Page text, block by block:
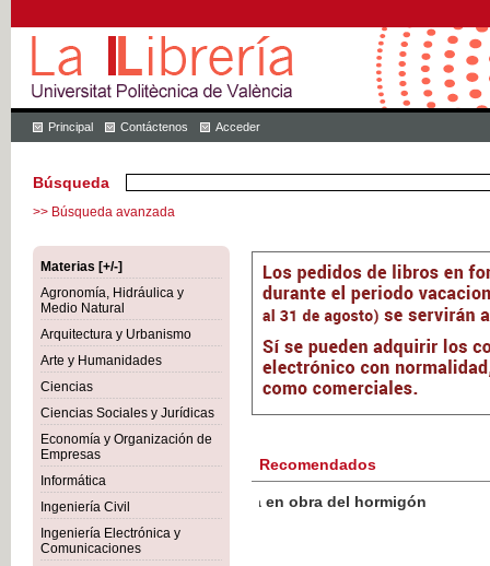
Principal Contáctenos Acceder
Búsqueda
>> Búsqueda avanzada
Materias [+/-]
Agronomía, Hidráulica y
Medio Natural
Arquitectura y Urbanismo
Arte y Humanidades
Ciencias
Ciencias Sociales y Jurídicas
Economía y Organización de
Empresas
Informática
Ingeniería Civil
Ingeniería Electrónica y
Comunicaciones
Recomendados
Botánica Agroalimentaria